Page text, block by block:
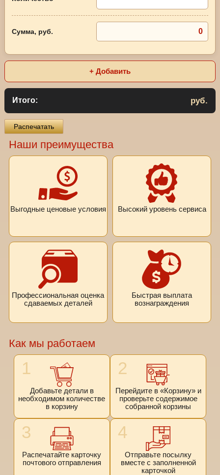
+ Добавить
Итого: руб.
Распечатать
Наши преимущества
Выгодные ценовые условия Высокий уровень сервиса
Профессиональная оценка
сдаваемых деталей
Быстрая выплата
вознаграждения
Как мы работаем
1
Добавьте детали в
необходимом количестве
в корзину
2
Перейдите в «Корзину» и
проверьте содержимое
собранной корзины
3
Распечатайте карточку
почтового отправления
4
Отправьте посылку
вместе с заполненной
карточкой